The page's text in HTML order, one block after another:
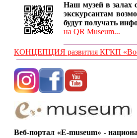
Наш музей в залах
экскурсантам
будут получать
на QR Museum...
КОНЦЕПЦИЯ развития КГКП
Веб-портал «E-museum» -